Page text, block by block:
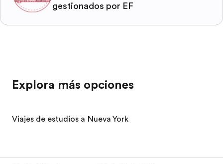
gestionados por EF
Explora más opciones
Viajes de estudios a Nueva York